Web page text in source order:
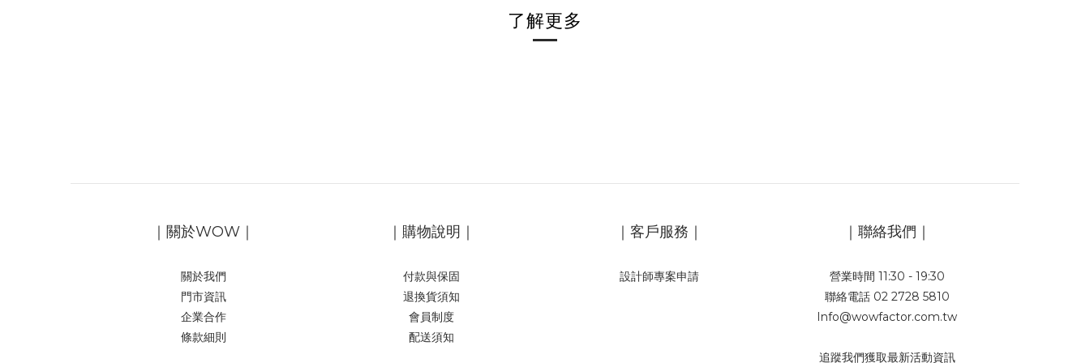
了解更多
｜關於WOW｜
關於我們
門市資訊
企業合作
條款細則
｜購物說明｜
付款與保固
退換貨須知
會員制度
配送須知
｜客戶服務｜
設計師專案申請
｜聯絡我們｜
營業時間 11:30 - 19:30
聯絡電話 02 2728 5810
Info@wowfactor.com.tw
追蹤我們獲取最新活動資訊